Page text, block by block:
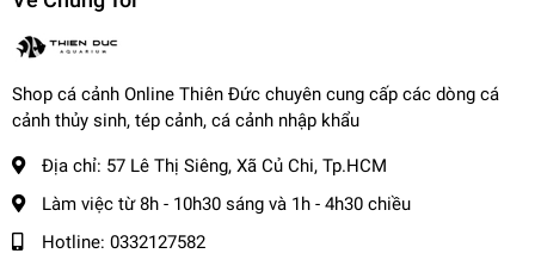
Shop cá cảnh Online Thiên Đức chuyên cung cấp các dòng cá
cảnh thủy sinh, tép cảnh, cá cảnh nhập khẩu
Địa chỉ: 57 Lê Thị Siêng, Xã Củ Chi, Tp.HCM
Làm việc từ 8h - 10h30 sáng và 1h - 4h30 chiều
Hotline: 0332127582